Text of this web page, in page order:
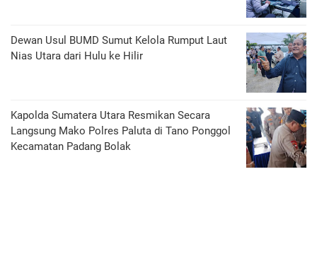
Dewan Usul BUMD Sumut Kelola Rumput Laut
Nias Utara dari Hulu ke Hilir
Kapolda Sumatera Utara Resmikan Secara
Langsung Mako Polres Paluta di Tano Ponggol
Kecamatan Padang Bolak